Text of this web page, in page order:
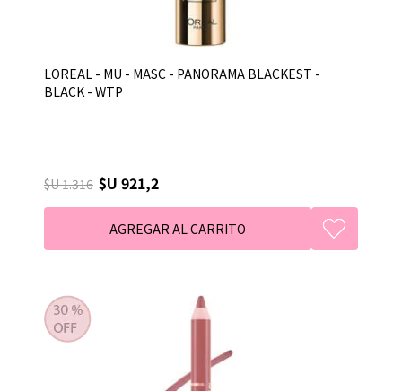
LOREAL - MU - MASC - PANORAMA BLACKEST -
BLACK - WTP
$U 1.316 $U 921,2